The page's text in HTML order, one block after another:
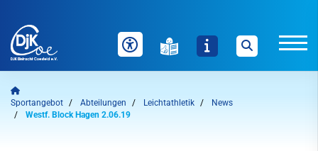
Sportangebot Abteilungen Leichtathletik
News
Westf. Block Hagen 2.06.19
Unser Verein